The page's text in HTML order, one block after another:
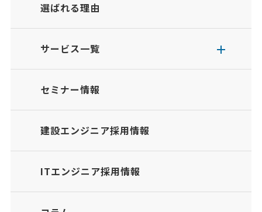
選ばれる理由
サービス一覧
セミナー情報
建設エンジニア採用情報
ITエンジニア採用情報